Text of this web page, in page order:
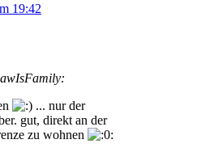
19:42
... nur der
gut, direkt an der
zu wohnen